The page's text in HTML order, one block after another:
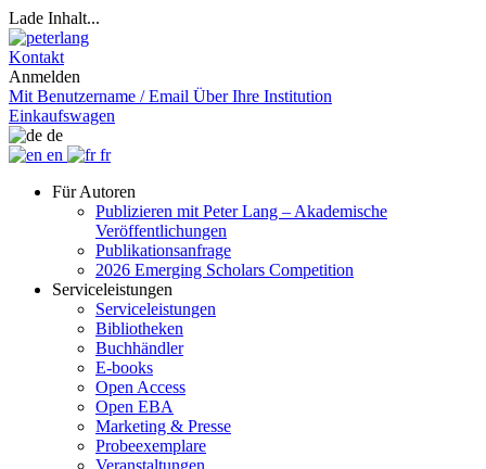
Lade Inhalt...
Kontakt
Anmelden
Mit Benutzername / Email Über Ihre Institution
Einkaufswagen
de
en
fr
Für Autoren
Publizieren mit Peter Lang – Akademische
Veröffentlichungen
Publikationsanfrage
2026 Emerging Scholars Competition
Serviceleistungen
Serviceleistungen
Bibliotheken
Buchhändler
E-books
Open Access
Open EBA
Marketing & Presse
Probeexemplare
Veranstaltungen